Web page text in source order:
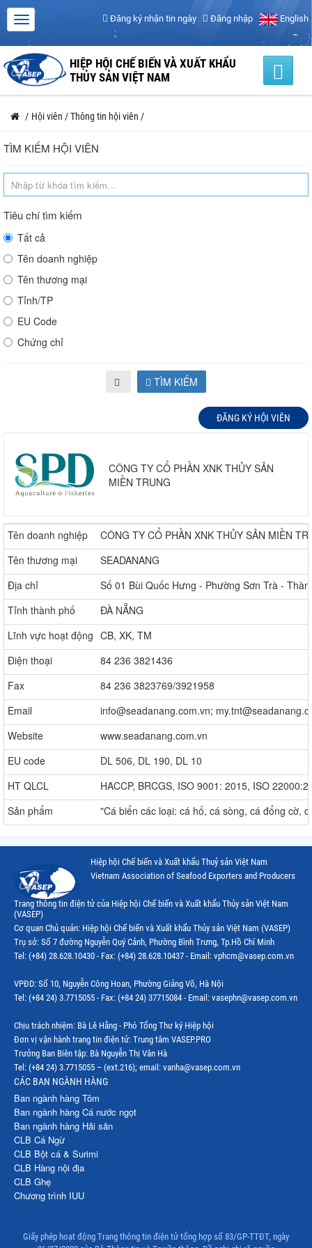
Đăng ký nhận tin ngày Đăng nhập English
HIỆP HỘI CHẾ BIẾN VÀ XUẤT KHẨU
THỦY SẢN VIỆT NAM
/ Hội viên /Thông tin hội viên /
TÌM KIẾM HỘI VIÊN
Tiêu chí tìm kiếm
Tất cả
Tên doanh nghiệp
Tên thương mại
Tỉnh/TP
EU Code
Chứng chỉ
TÌM KIẾM
ĐĂNG KÝ HỘI VIÊN
CÔNG TY CỔ PHẦN XNK THỦY SẢN
MIỀN TRUNG
Tên doanh nghiệp
CÔNG TY CỔ PHẦN XNK THỦY SẢN MIỀN
Tên thương mại
SEADANANG
Địa chỉ
Số 01 Bùi Quốc Hưng - Phường Sơn Trà -
Tỉnh thành phố
ĐÀ NẴNG
Lĩnh vực hoạt động CB, XK, TM
Điện thoại
84 236 3821436
Fax
84 236 3823769/3921958
Email
info@seadanang.com.vn;
Website
www.seadanang.com.vn
EU code
DL 506, DL 190, DL 10
HT QLCL
HACCP, BRCGS, ISO 9001: 2015, ISO
Sản phẩm
"Cá biển các loại: cá hố, cá sòng, cá đổng cờ,
Hiệp hội Chế biến và Xuất khẩu Thuỷ sản Việt Nam
Vietnam Association of Seafood Exporters and Producers
Trang thông tin điện tử của Hiệp hội Chế biến và Xuất khẩu Thủy sản Việt Nam
(VASEP)
Cơ quan Chủ quản: Hiệp hội Chế biến và Xuất khẩu Thủy sản Việt Nam (VASEP)
Trụ sở: Số 7 đường Nguyễn Quý Cảnh, Phường Bình Trưng, Tp.Hồ Chí Minh
Tel: (+84) 28.628.10430 - Fax: (+84) 28.628.10437 - Email: vphcm@vasep.com.vn
VPĐD: Số 10, Nguyễn Công Hoan, Phường Giảng Võ, Hà Nội
Tel: (+84 24) 3.7715055 - Fax: (+84 24) 37715084 - Email: vasephn@vasep.com.vn
Chịu trách nhiệm: Bà Lê Hằng - Phó Tổng Thư ký Hiệp hội
Đơn vị vận hành trang tin điện tử: Trung tâm VASEP.PRO
Trưởng Ban Biên tập: Bà Nguyễn Thị Vân Hà
Tel: (+84 24) 3.7715055 – (ext.216); email: vanha@vasep.com.vn
CÁC BAN NGÀNH HÀNG
Ban ngành hàng Tôm
Ban ngành hàng Cá nước ngọt
Ban ngành hàng Hải sản
CLB Cá Ngừ
CLB Bột cá & Surimi
CLB Hàng nội địa
CLB Ghẹ
Chương trình IUU
Giấy phép hoạt động Trang thông tin điện tử tổng hợp số 83/GP-TTĐT, ngày